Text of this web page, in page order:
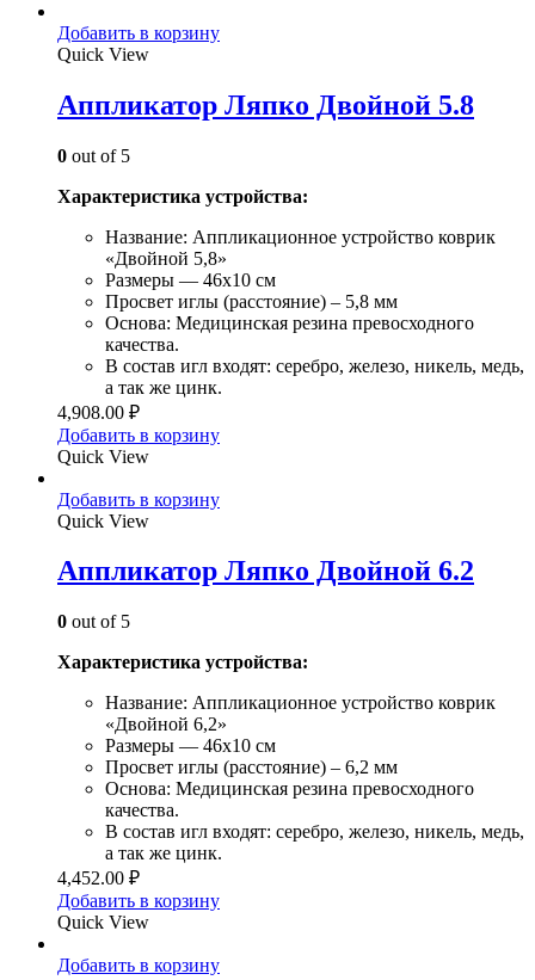
Добавить в корзину
Quick View
Аппликатор Ляпко Двойной 5.8
0 out of 5
Характеристика устройства:
Название: Аппликационное устройство коврик
«Двойной 5,8»
Размеры — 46х10 см
Просвет иглы (расстояние) – 5,8 мм
Основа: Медицинская резина превосходного
качества.
В состав игл входят: серебро, железо, никель, медь,
а так же цинк.
4,908.00 ₽
Добавить в корзину
Quick View
Добавить в корзину
Quick View
Аппликатор Ляпко Двойной 6.2
0 out of 5
Характеристика устройства:
Название: Аппликационное устройство коврик
«Двойной 6,2»
Размеры — 46х10 см
Просвет иглы (расстояние) – 6,2 мм
Основа: Медицинская резина превосходного
качества.
В состав игл входят: серебро, железо, никель, медь,
а так же цинк.
4,452.00 ₽
Добавить в корзину
Quick View
Добавить в корзину